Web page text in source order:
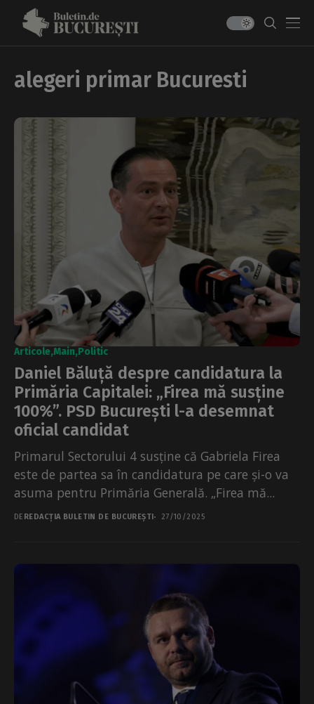
alegeri primar Bucuresti
Articole Main Politic
Daniel Băluță despre candidatura la
Primăria Capitalei: „Firea mă susține
100%”. PSD București l-a desemnat
oficial candidat
Primarul Sectorului 4 susține că Gabriela Firea
este de partea sa în candidatura pe care și-o va
asuma pentru Primăria Generală. „Firea mă...
DE REDACȚIA BULETIN DE BUCUREȘTI 27/10/2025